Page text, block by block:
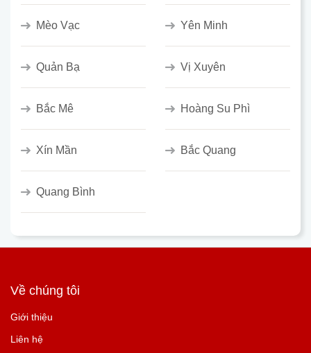
Mèo Vạc Yên Minh
Quản Bạ Vị Xuyên
Bắc Mê Hoàng Su Phì
Xín Mần Bắc Quang
Quang Bình
Về chúng tôi
Giới thiệu
Liên hệ